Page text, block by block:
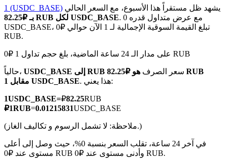
العقود الآجلة لـ COIN-M
TradFi
مشتقات الأسهم والعملات الأجنبية والمعادن الثمينة والسلع
1 (USDC_BASE) يشهد ظل مستقراً هذا الأسبوع، مع السعر الحالي
بـ ₽82.25 RUB لكل USDC_BASE. مع عرض متداول قدره 0
USDC_BASE، تبلغ القيمة السوقية الإجمالية لـ 1 الآن حوالي ₽0
RUB.
على مدار الـ 24 ساعة الماضية، بلغ حجم تداول 1 ₽0 RUB
حالياً، USDC_BASE إلى RUB سعر الصرف
هو ₽82.25 RUB
مقابل 1 USDC_BASE
. هذا يعني:
1USDC_BASE=₽82.25RUB
₽1RUB=0.01215831USDC_BASE
(ملاحظة: لا تشمل الرسوم و تكاليف الغاز.)
في آخر 24 ساعة، تقلب السعر بنسبة 0%، حيث وصل إلى أعلى
مستوى عند ₽0 RUB وأدنى مستوى عند ₽0 RUB.